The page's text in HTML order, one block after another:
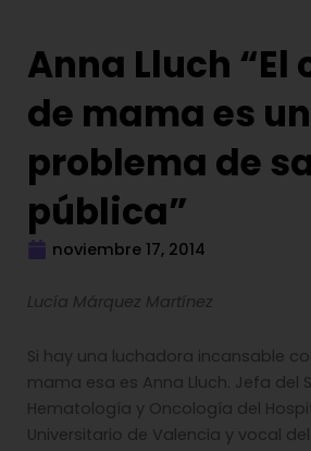
Anna Lluch “El
de mama es un
problema de
pública”
noviembre 17, 2014
Lucía Márquez Martínez
Si hay una luchadora incansable
mama esa es Anna Lluch. Jefa del
Hematología y Oncología del
Universitario de Valencia y vocal